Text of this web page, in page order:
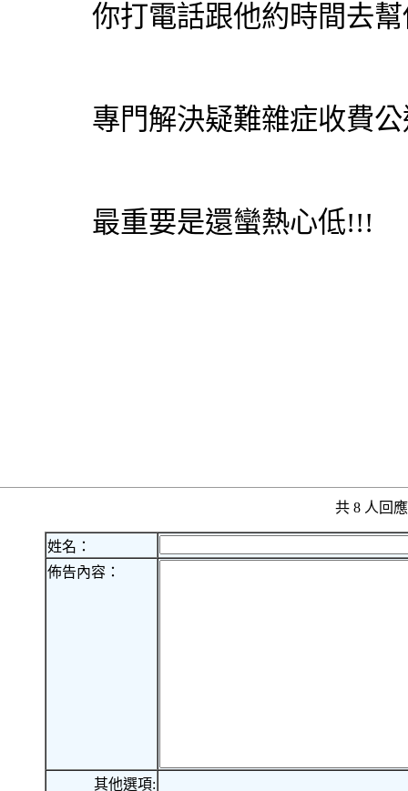
你打電話跟他約時間去
專門解決疑難雜症收費
最重要是還蠻熱心低!!!
共 8 人回
姓名：
佈告內容：
其他選項: